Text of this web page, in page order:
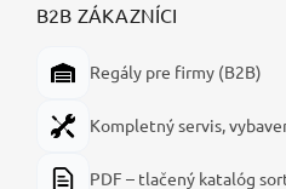
B2B ZÁKAZNÍCI
Regály pre firmy (B2B)
Kompletný servis,
PDF – tlačený katalóg